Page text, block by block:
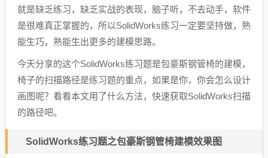
就是缺乏练习，缺乏实战的表现，脑子听，不去动手，软件
是很难真正掌握的，所以SolidWorks练习一定要坚持做，熟
能生巧，熟能生出更多的建模思路。
今天分享的这个SolidWorks练习题是包豪斯钢管椅的建模，
椅子的扫描路径是练习题的重点，如果是你，你会怎么设计
画图呢？看看本文用了什么方法，快速获取SolidWorks扫描
的路径吧。
SolidWorks练习题之包豪斯钢管椅建模效果图